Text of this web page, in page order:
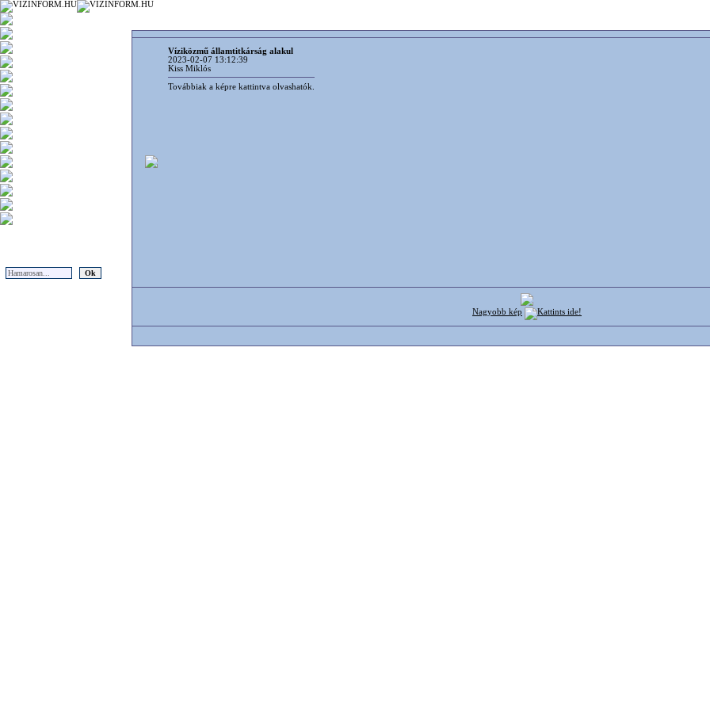
Víziközmű államtitkárság alakul
2023-02-07 13:12:39
Kiss Miklós
Továbbiak a képre kattintva olvashatók.
Nagyobb kép